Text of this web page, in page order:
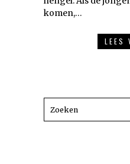
komen,…
LEES